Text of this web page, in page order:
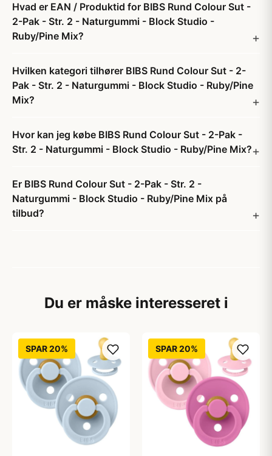
Hvad er EAN / Produktid for BIBS Rund Colour Sut -
2-Pak - Str. 2 - Naturgummi - Block Studio -
Ruby/Pine Mix?
Hvilken kategori tilhører BIBS Rund Colour Sut - 2-
Pak - Str. 2 - Naturgummi - Block Studio - Ruby/Pine
Mix?
Hvor kan jeg købe BIBS Rund Colour Sut - 2-Pak -
Str. 2 - Naturgummi - Block Studio - Ruby/Pine Mix?
Er BIBS Rund Colour Sut - 2-Pak - Str. 2 -
Naturgummi - Block Studio - Ruby/Pine Mix på
tilbud?
Du er måske interesseret i
SPAR 20% SPAR 20%